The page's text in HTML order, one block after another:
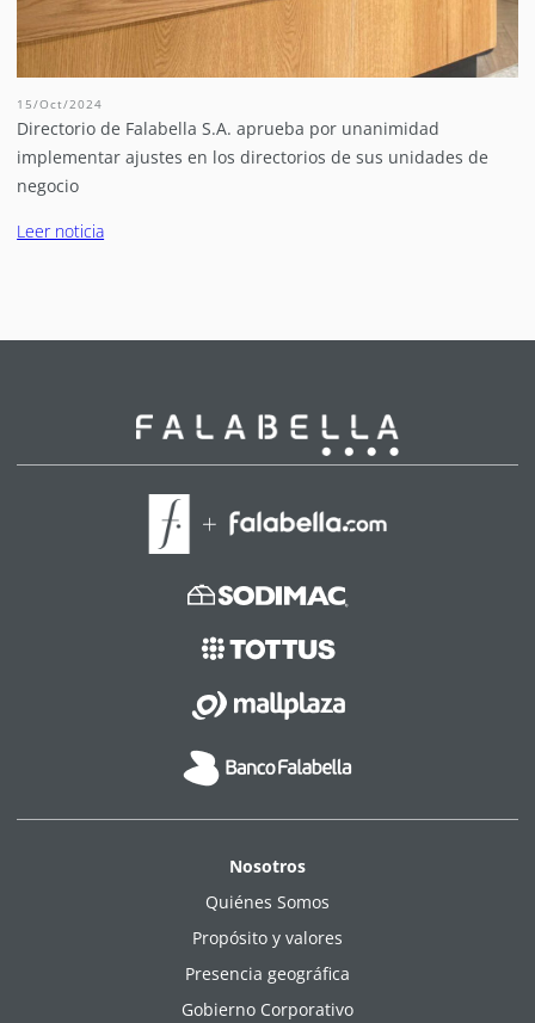
15/Oct/2024
Directorio de Falabella S.A. aprueba por unanimidad
implementar ajustes en los directorios de sus unidades de
negocio
Leer noticia
Nosotros
Quiénes Somos
Propósito y valores
Presencia geográfica
Gobierno Corporativo